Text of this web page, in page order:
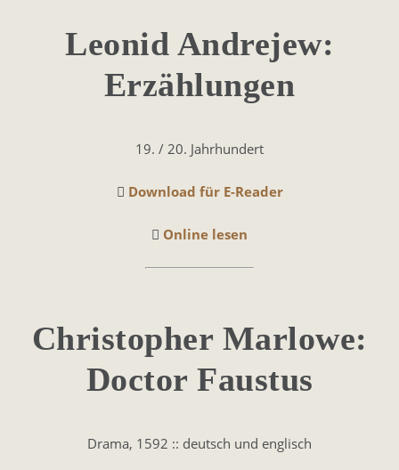
Leonid Andrejew:
Erzählungen
19. / 20. Jahrhundert
Download für E-Reader
Online lesen
Christopher Marlowe:
Doctor Faustus
Drama, 1592 :: deutsch und englisch